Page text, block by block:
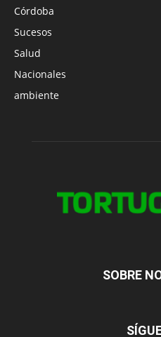
Córdoba
Sucesos
Salud
Nacionales
ambiente
SOBRE